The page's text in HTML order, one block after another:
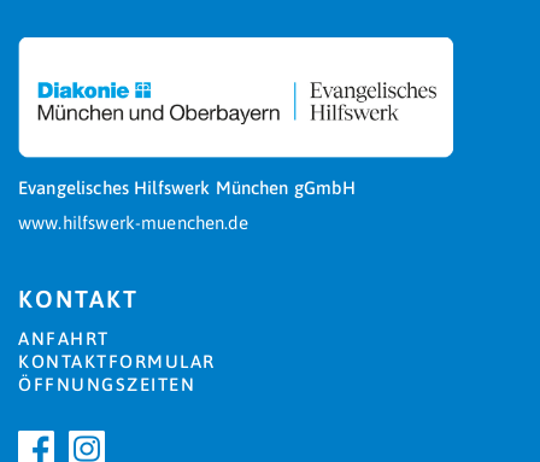
Evangelisches Hilfswerk München gGmbH
www.hilfswerk-muenchen.de
KONTAKT
ANFAHRT
KONTAKTFORMULAR
ÖFFNUNGSZEITEN